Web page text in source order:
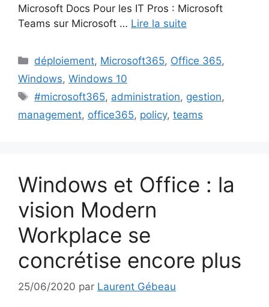
Microsoft Docs Pour les IT Pros : Microsoft
Teams sur Microsoft … Lire la suite
Catégories
déploiement, Microsoft365, Office 365,
Windows, Windows 10
Étiquettes
#microsoft365, administration, gestion,
management, office365, policy, teams
Windows et Office : la
vision Modern
Workplace se
concrétise encore plus
25/06/2020 par Laurent Gébeau